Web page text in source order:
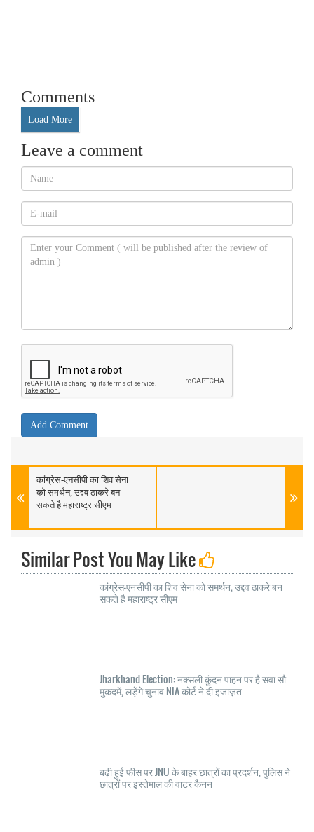
Comments
Load More
Leave a comment
कांग्रेस-एनसीपी का शिव सेना
को समर्थन, उद्दव ठाकरे बन
सकते है महाराष्ट्र सीएम
Similar Post You May Like
कांग्रेस-एनसीपी का शिव सेना को समर्थन, उद्दव ठाकरे बन
सकते है महाराष्ट्र सीएम
Jharkhand Election: नक्सली कुंदन पाहन पर है सवा सौ
मुकदमें, लड़ेंगे चुनाव NIA कोर्ट ने दी इजाज़त
बढ़ी हुई फीस पर JNU के बाहर छात्रों का प्रदर्शन, पुलिस ने
छात्रों पर इस्तेमाल की वाटर कैनन